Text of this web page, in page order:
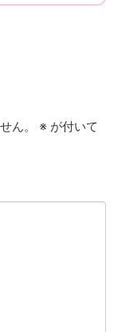
ん。 ※ が付いて